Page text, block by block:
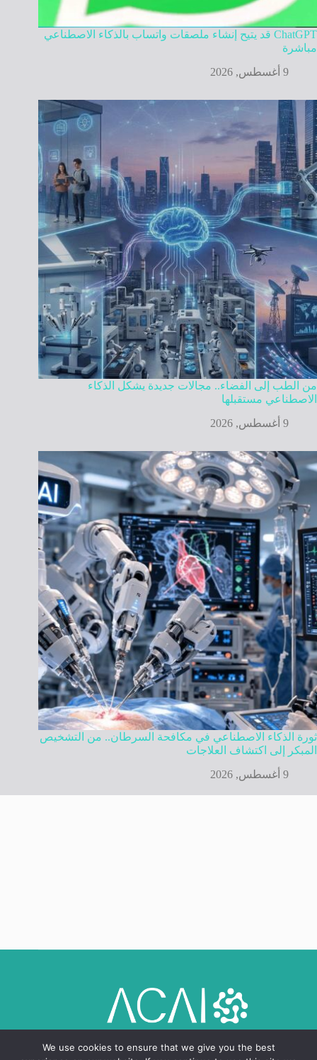
ChatGPT قد يتيح إنشاء ملصقات واتساب بالذكاء الاصطناعي
مباشرة
9 أغسطس, 2026
من الطب إلى الفضاء.. مجالات جديدة يشكل الذكاء
الاصطناعي مستقبلها
9 أغسطس, 2026
ثورة الذكاء الاصطناعي في مكافحة السرطان.. من التشخيص
المبكر إلى اكتشاف العلاجات
9 أغسطس, 2026
We use cookies to ensure that we give you the best